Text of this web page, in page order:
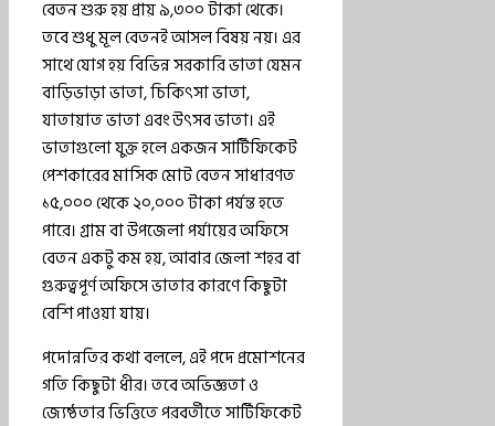
বেতন শুরু হয় প্রায় ৯,৩০০ টাকা থেকে।
তবে শুধু মূল বেতনই আসল বিষয় নয়। এর
সাথে যোগ হয় বিভিন্ন সরকারি ভাতা যেমন
বাড়িভাড়া ভাতা, চিকিৎসা ভাতা,
যাতায়াত ভাতা এবং উৎসব ভাতা। এই
ভাতাগুলো যুক্ত হলে একজন সার্টিফিকেট
পেশকারের মাসিক মোট বেতন সাধারণত
১৫,০০০ থেকে ২০,০০০ টাকা পর্যন্ত হতে
পারে। গ্রাম বা উপজেলা পর্যায়ের অফিসে
বেতন একটু কম হয়, আবার জেলা শহর বা
গুরুত্বপূর্ণ অফিসে ভাতার কারণে কিছুটা
বেশি পাওয়া যায়।
পদোন্নতির কথা বললে, এই পদে প্রমোশনের
গতি কিছুটা ধীর। তবে অভিজ্ঞতা ও
জ্যেষ্ঠতার ভিত্তিতে পরবর্তীতে সার্টিফিকেট